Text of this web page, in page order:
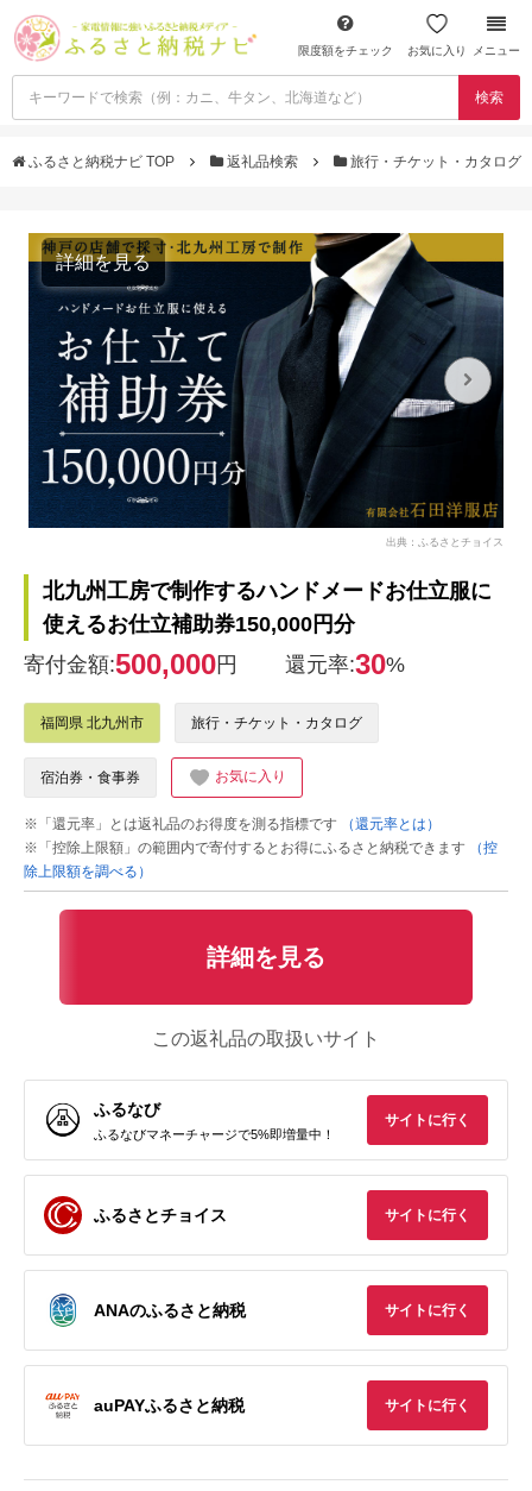
限度額をチェック お気に入り メニュー
検索
ふるさと納税ナビ TOP 返礼品検索 旅行・チケット・カタログ
詳細を見る
出典：ふるさとチョイス
北九州工房で制作するハンドメードお仕立服に
使えるお仕立補助券150,000円分
寄付金額:500,000円 還元率:30%
福岡県 北九州市 旅行・チケット・カタログ
宿泊券・食事券 お気に入り
※「還元率」とは返礼品のお得度を測る指標です
（還元率とは）
※「控除上限額」の範囲内で寄付するとお得にふるさと納税できます
（控
除上限額を調べる）
詳細を見る
この返礼品の取扱いサイト
ふるなび
ふるなびマネーチャージで5%即増量中！
サイトに行く
ふるさとチョイス サイトに行く
ANAのふるさと納税 サイトに行く
auPAYふるさと納税 サイトに行く